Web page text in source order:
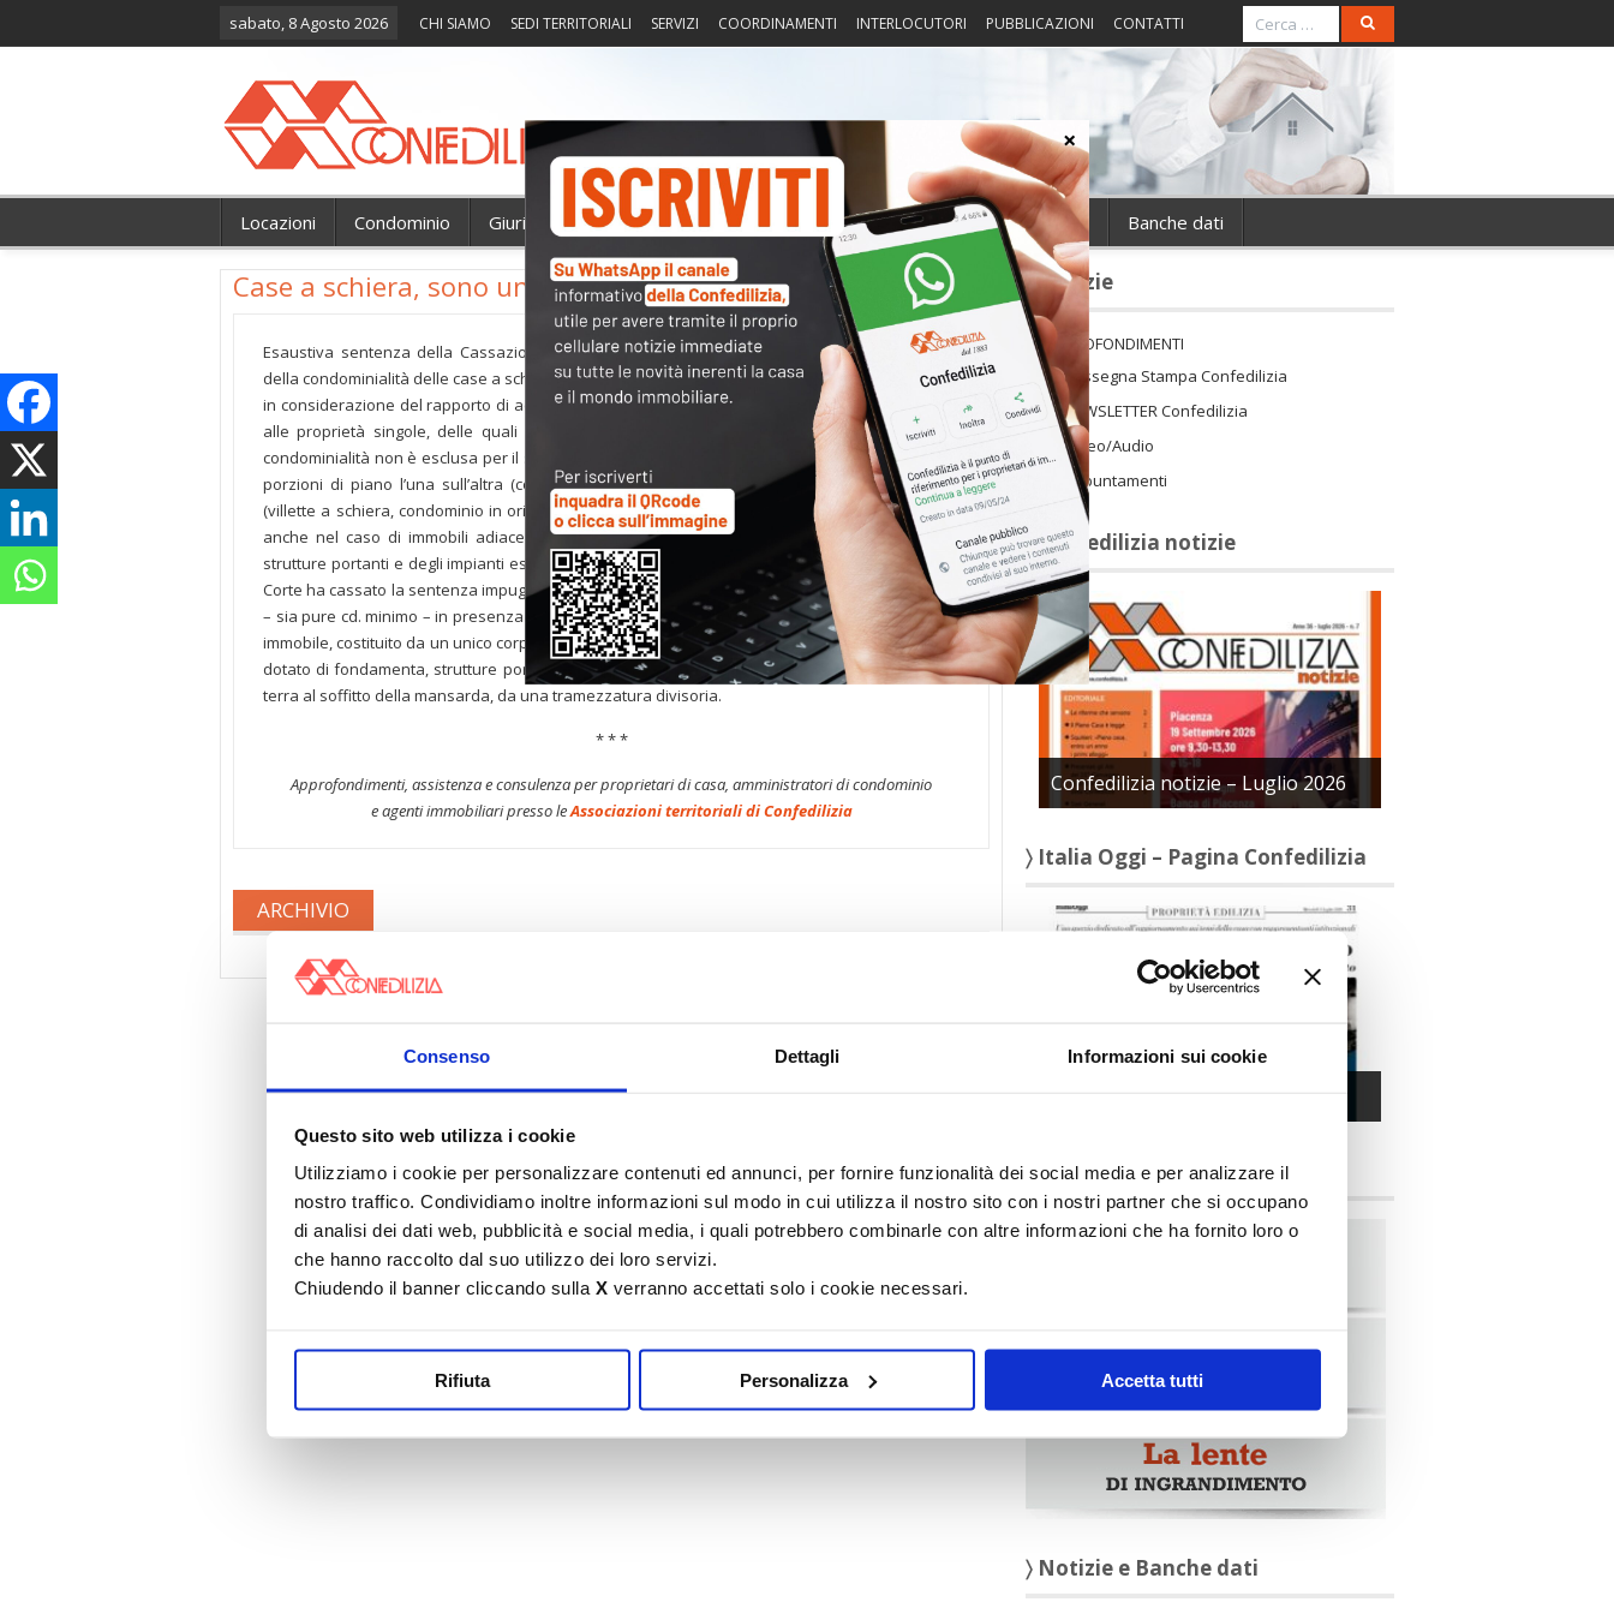
Consenso Dettagli Informazioni sui cookie
Questo sito web utilizza i cookie
Utilizziamo i cookie per personalizzare contenuti ed annunci, per fornire funzionalità dei social media e per analizzare il
nostro traffico. Condividiamo inoltre informazioni sul modo in cui utilizza il nostro sito con i nostri partner che si occupano
di analisi dei dati web, pubblicità e social media, i quali potrebbero combinarle con altre informazioni che ha fornito loro o
che hanno raccolto dal suo utilizzo dei loro servizi.
Chiudendo il banner cliccando sulla X verranno accettati solo i cookie necessari.
Rifiuta Personalizza Accetta tutti
sabato, 8 Agosto 2026 CHI SIAMO SEDI TERRITORIALI SERVIZI COORDINAMENTI INTERLOCUTORI PUBBLICAZIONI CONTATTI
Locazioni Condominio Giurisprudenza Fisco Portierato Intorno alla casa Notizie Banche dati
Case a schiera, sono un condominio
Esaustiva sentenza della Cassazione (n. 27360/’16, inedita) sul tema – finora controverso –
della condominialità delle case a schiera. “In tema di condominio – ha detto la Suprema Corte – ,
in considerazione del rapporto di accessorietà necessaria che lega le parti comuni dell’edificio
alle proprietà singole, delle quali le prime rendono possibile l’esistenza stessa o l’uso, la
condominialità non è esclusa per il solo fatto che le costruzioni siano realizzate, anziché come
porzioni di piano l’una sull’altra (condominio verticale), quali proprietà singole in sequenza
(villette a schiera, condominio in orizzontale), poiché la nozione di condominio è configurabile
anche nel caso di immobili adiacenti orizzontalmente in senso proprio, purché dotati delle
strutture portanti e degli impianti essenziali indicati dall’art. 1117 c.c.”. Nella specie, la Suprema
Corte ha cassato la sentenza impugnata, che aveva escluso che la ricorrenza di un condominio
– sia pure cd. minimo – in presenza di due appartamenti a schiera, facenti parte del medesimo
immobile, costituito da un unico corpo di fabbrica realizzato in virtù di una sola licenza edilizia e
dotato di fondamenta, strutture portanti e tetto unitari e separati tra loro in linea verticale, da
terra al soffitto della mansarda, da una tramezzatura divisoria.
* * *
Approfondimenti, assistenza e consulenza per proprietari di casa, amministratori di condominio
e agenti immobiliari presso leAssociazioni territoriali di Confedilizia
ARCHIVIO
〉 Notizie
APPROFONDIMENTI
Rassegna Stampa Confedilizia
NEWSLETTER Confedilizia
Video/Audio
Appuntamenti
〉 Confedilizia notizie
Confedilizia notizie – Luglio 2026
〉 Italia Oggi – Pagina Confedilizia
〉 Rubriche
〉 Notizie e Banche dati